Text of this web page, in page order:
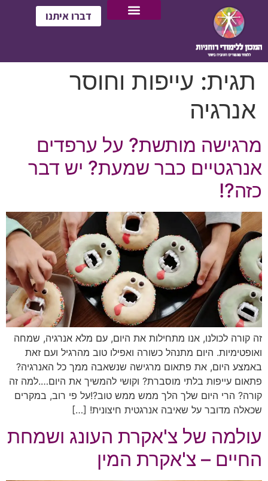
דברו איתנו
תגית: עייפות וחוסר
אנרגיה
מרגישה מותשת? על ערפדים
אנרגטיים כבר שמעת? יש דבר
כזה?!
זה קורה לכולנו, אנו מתחילות את היום, עם מלא אנרגיה, שמחה
ואופטימיות. היום מתנהל כשורה ואפילו טוב מהרגיל ועם זאת
באמצע היום, את פתאום מרגישה שנשאבה ממך כל האנרגיה?
פתאום עייפות בלתי מוסברת? וקושי להמשיך את היום….למה זה
קורה? הרי היום שלך הלך ממש ממש טוב?!על פי רוב, במקרים
שכאלה מדובר על שאיבה אנרגטית חיצונית! […]
עולמה של צ'אקרת העונג ושמחת
החיים – צ'אקרת המין